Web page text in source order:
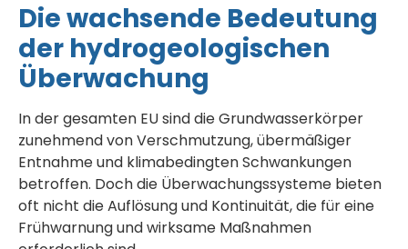
Die wachsende Bedeutung
der hydrogeologischen
Überwachung
In der gesamten EU sind die Grundwasserkörper
zunehmend von Verschmutzung, übermäßiger
Entnahme und klimabedingten Schwankungen
betroffen. Doch die Überwachungssysteme bieten
oft nicht die Auflösung und Kontinuität, die für eine
Frühwarnung und wirksame Maßnahmen